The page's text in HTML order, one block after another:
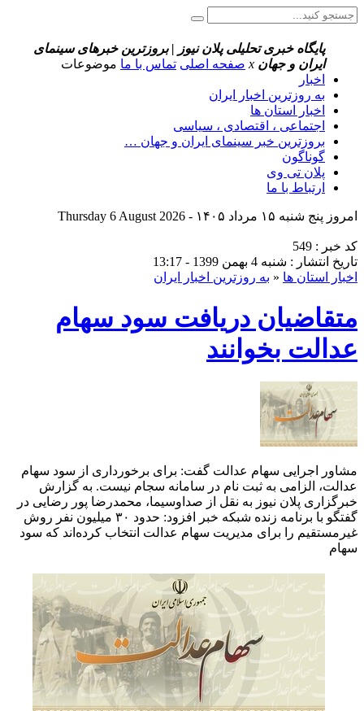
پایگاه خبری تحلیلی پلان نیوز | بروزترین خبرهای سینمای
ایران و جهان x صفحه اصلی تماس با ما موضوعات
اخبار
به روزترین اخبار ایران
اخبار استان ها
اجتماعی ، اقتصادی ، سیاسی
بروزترین خبر سینمای ایران و جهان …
گوناگون
پلان تی وی
ارتباط با ما
امروز پنج شنبه ۱۵ مرداد ۱۴۰۵ - Thursday 6 August 2026
کد خبر : 549
تاریخ انتشار : شنبه 4 بهمن 1399 - 13:17
اخبار استان ها « به روزترین اخبار ایران
متقاضیان دریافت سود سهام
عدالت بخوانند
مشاور اجرایی سهام عدالت گفت: برای برخورداری از سود سهام
عدالت، الزامی به ثبت نام در سامانه سجام نیست. ‌به گزارش
خبرگزاری پلان نیوز به نقل از صداوسیما، محمدرضا پور رضایی در
گفتگو با برنامه زنده شبکه خبر افزود: حدود ۳۰ میلیون نفر روش
غیرمستقیم را برای مدیریت سهام عدالت انتخاب کرده‌اند که سود
سهام